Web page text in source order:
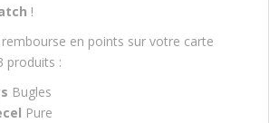
!
rembourse en points sur votre carte
produits :
Bugles
Pure